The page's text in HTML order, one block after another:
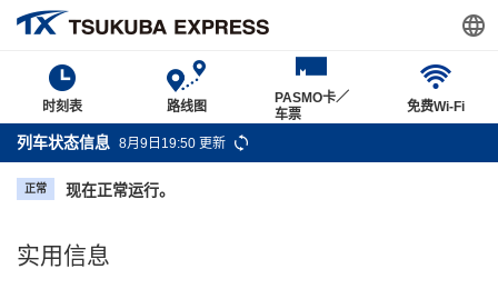
时刻表 路线图
PASMO卡／
车票
免费Wi-Fi
列车状态信息 8月9日19:50 更新
正常 现在正常运行。
实用信息